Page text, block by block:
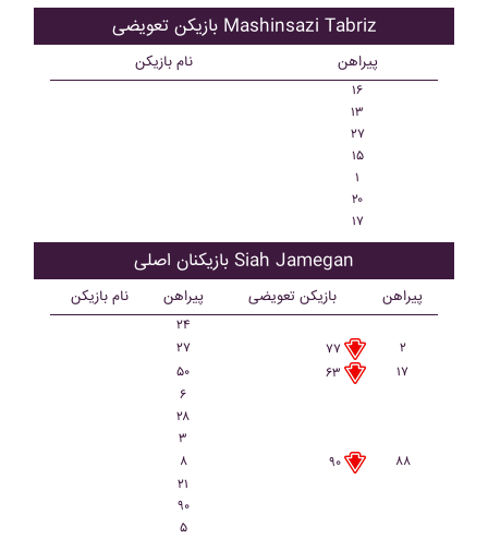
بازیکن تعویضی Mashinsazi Tabriz
نام بازیکن پیراهن
۱۶
۱۳
۲۷
۱۵
۱
۲۰
۱۷
بازیکنان اصلی Siah Jamegan
نام بازیکن پیراهن بازیکن تعویضی پیراهن
۲۴
۲۷
۷۷
۲
۵۰
۶۳
۱۷
۶
۲۸
۳
۸
۹۰
۸۸
۲۱
۹۰
۵